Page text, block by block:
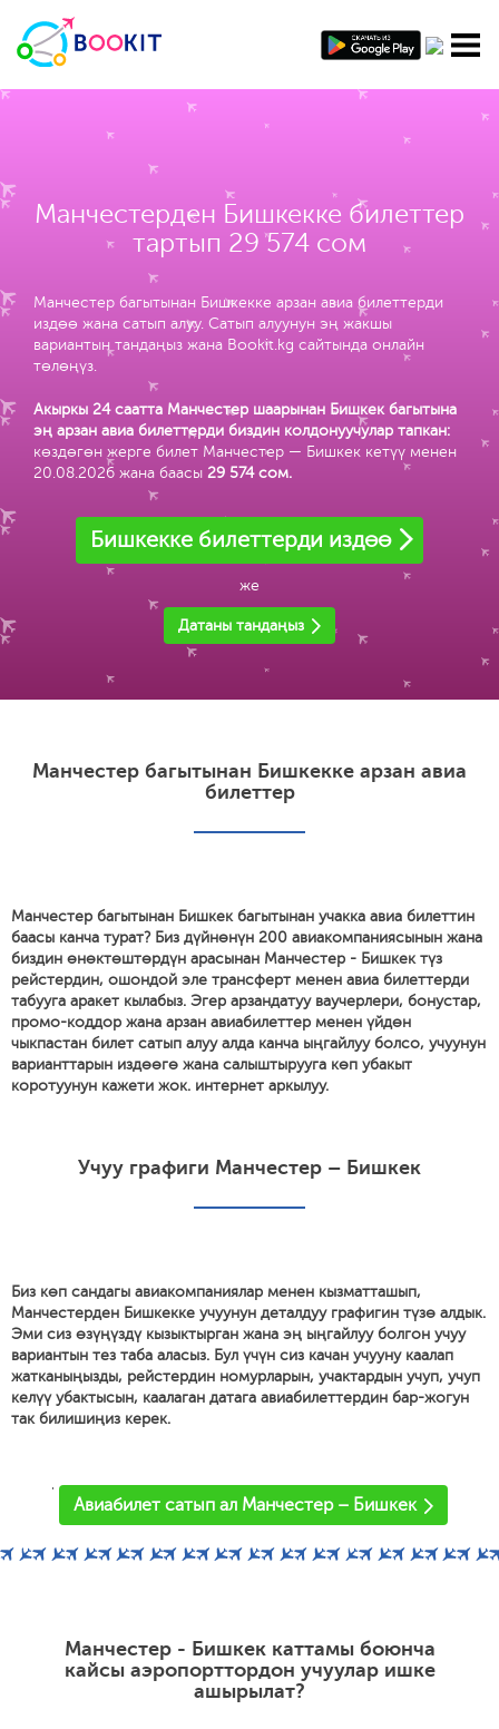
Манчестерден Бишкекке билеттер
тартып 29 574 сом
Манчестер багытынан Бишкекке арзан авиа билеттерди
издөө жана сатып алуу. Сатып алуунун эң жакшы
вариантын тандаңыз жана Bookit.kg сайтында онлайн
төлөңүз.
Акыркы 24 саатта Манчестер шаарынан Бишкек багытына
эң арзан авиа билеттерди биздин колдонуучулар тапкан:
көздөгөн жерге билет Манчестер — Бишкек кетүү менен
20.08.2026 жана баасы 29 574 сом.
Бишкекке билеттерди издөө
же
Датаны тандаңыз
Манчестер багытынан Бишкекке арзан авиа
билеттер
Манчестер багытынан Бишкек багытынан учакка авиа билеттин
баасы канча турат? Биз дүйнөнүн 200 авиакомпаниясынын жана
биздин өнөктөштөрдүн арасынан Манчестер - Бишкек түз
рейстердин, ошондой эле трансферт менен авиа билеттерди
табууга аракет кылабыз. Эгер арзандатуу ваучерлери, бонустар,
промо-коддор жана арзан авиабилеттер менен үйдөн
чыкпастан билет сатып алуу алда канча ыңгайлуу болсо, учуунун
варианттарын издөөгө жана салыштырууга көп убакыт
коротуунун кажети жок. интернет аркылуу.
Учуу графиги Манчестер – Бишкек
Биз көп сандагы авиакомпаниялар менен кызматташып,
Манчестерден Бишкекке учуунун деталдуу графигин түзө алдык.
Эми сиз өзүңүздү кызыктырган жана эң ыңгайлуу болгон учуу
вариантын тез таба аласыз. Бул үчүн сиз качан учууну каалап
жатканыңызды, рейстердин номурларын, учактардын учуп, учуп
келүү убактысын, каалаган датага авиабилеттердин бар-жогун
так билишиңиз керек.
'
Авиабилет сатып ал Манчестер – Бишкек
Манчестер - Бишкек каттамы боюнча
кайсы аэропорттордон учуулар ишке
ашырылат?